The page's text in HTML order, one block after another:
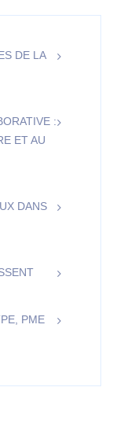
DE LA
:
ET AU
DANS
PME